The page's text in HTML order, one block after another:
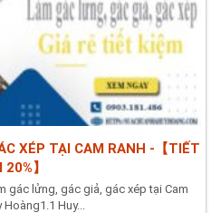
XÉP TẠI CAM RANH -【TIẾT
20%】
gác lửng, gác giả, gác xép tại Cam
Huy...